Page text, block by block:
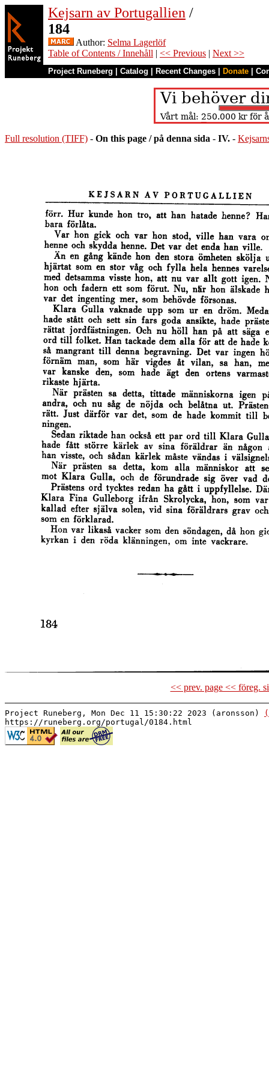
Kejsarn av Portugallien /
184
Author: Selma Lagerlöf
Table of Contents / Innehåll | << Previous | Next >>
Project Runeberg Catalog Recent Changes Donate
Full resolution (TIFF) - On this page / på denna sida - IV. -
<< prev. page << föreg.
Project Runeberg, Mon Dec 11 15:30:22 2023 (aronsson)
https://runeberg.org/portugal/0184.html